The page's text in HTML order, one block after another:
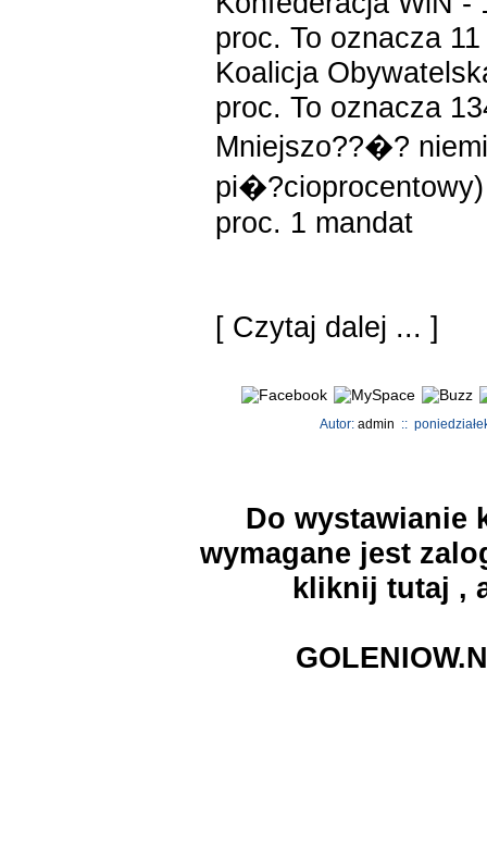
proc. To oznacza
Koalicja
proc. To oznacza
Mniejszo??�?
proc. 1 mandat
[ Czytaj dalej ... ]
Autor: admin ::
Do wystawianie
wymagane jest
kliknij tutaj ,